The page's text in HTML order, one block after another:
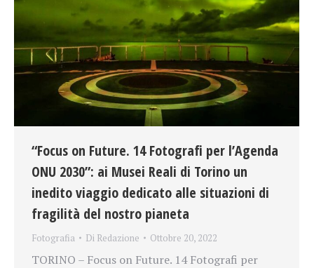
“Focus on Future. 14 Fotografi per l’Agenda
ONU 2030”: ai Musei Reali di Torino un
inedito viaggio dedicato alle situazioni di
fragilità del nostro pianeta
Fotografia Di Redazione Ottobre 20, 2022
TORINO – Focus on Future. 14 Fotografi per